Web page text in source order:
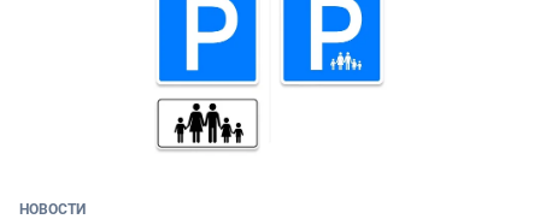
НОВОСТИ